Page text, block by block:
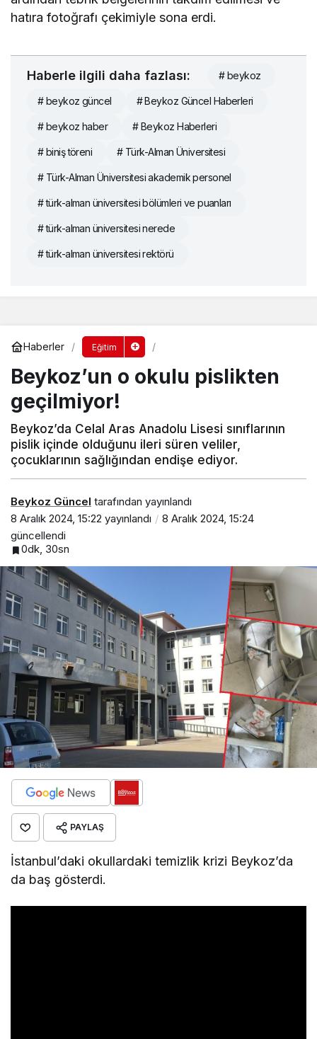
hatıra fotoğrafı çekimiyle sona erdi.
Haberle ilgili daha fazlası: # beykoz
# beykoz güncel # Beykoz Güncel Haberleri
# beykoz haber # Beykoz Haberleri
# biniş töreni # Türk-Alman Üniversitesi
# Türk-Alman Üniversitesi akademik personel
# türk-alman üniversitesi bölümleri ve puanları
# türk-alman üniversitesi nerede
# türk-alman üniversitesi rektörü
Haberler Eğitim
Beykoz’un o okulu pislikten
geçilmiyor!
Beykoz’da Celal Aras Anadolu Lisesi sınıflarının
pislik içinde olduğunu ileri süren veliler,
çocuklarının sağlığından endişe ediyor.
Beykoz Güncel tarafından yayınlandı
8 Aralık 2024, 15:22 yayınlandı
8 Aralık 2024, 15:24
güncellendi
0dk, 30sn
PAYLAŞ
İstanbul’daki okullardaki temizlik krizi Beykoz’da
da baş gösterdi.